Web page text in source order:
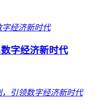
字经济新时代